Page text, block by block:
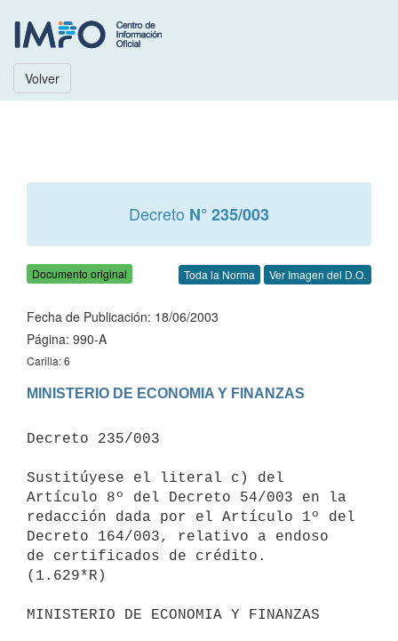
Volver
Decreto N° 235/003
Documento original Toda la Norma Ver Imagen del D.O.
Fecha de Publicación: 18/06/2003
Página: 990-A
Carilla: 6
MINISTERIO DE ECONOMIA Y FINANZAS
Decreto 235/003
Sustitúyese el literal c) del
Artículo 8º del Decreto 54/003 en la
redacción dada por el Artículo 1º del
Decreto 164/003, relativo a endoso
de certificados de crédito.
(1.629*R)
MINISTERIO DE ECONOMIA Y FINANZAS